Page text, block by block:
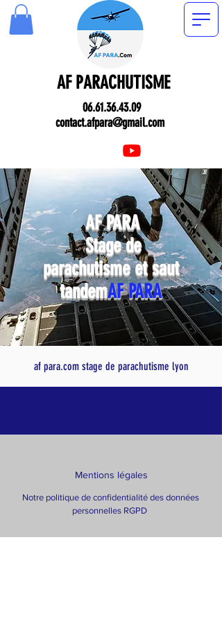
AF PARACHUTISME
06.61.36.43.09
contact.afpara@gmail.com
AF PARA
Stage de
parachutisme et saut
tandemAF PARA
af para.com stage de parachutisme lyon
Mentions légales
Notre politique de confidentialité des données
personnelles RGPD